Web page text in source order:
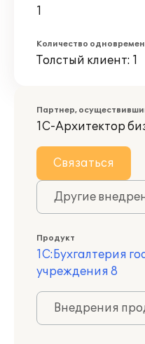
1
Количество
Толстый клиент: 1
Партнер,
1С-Архитектор
Связаться
Другие
Продукт
1С:Бухгалтерия
учреждения 8
Внедрения